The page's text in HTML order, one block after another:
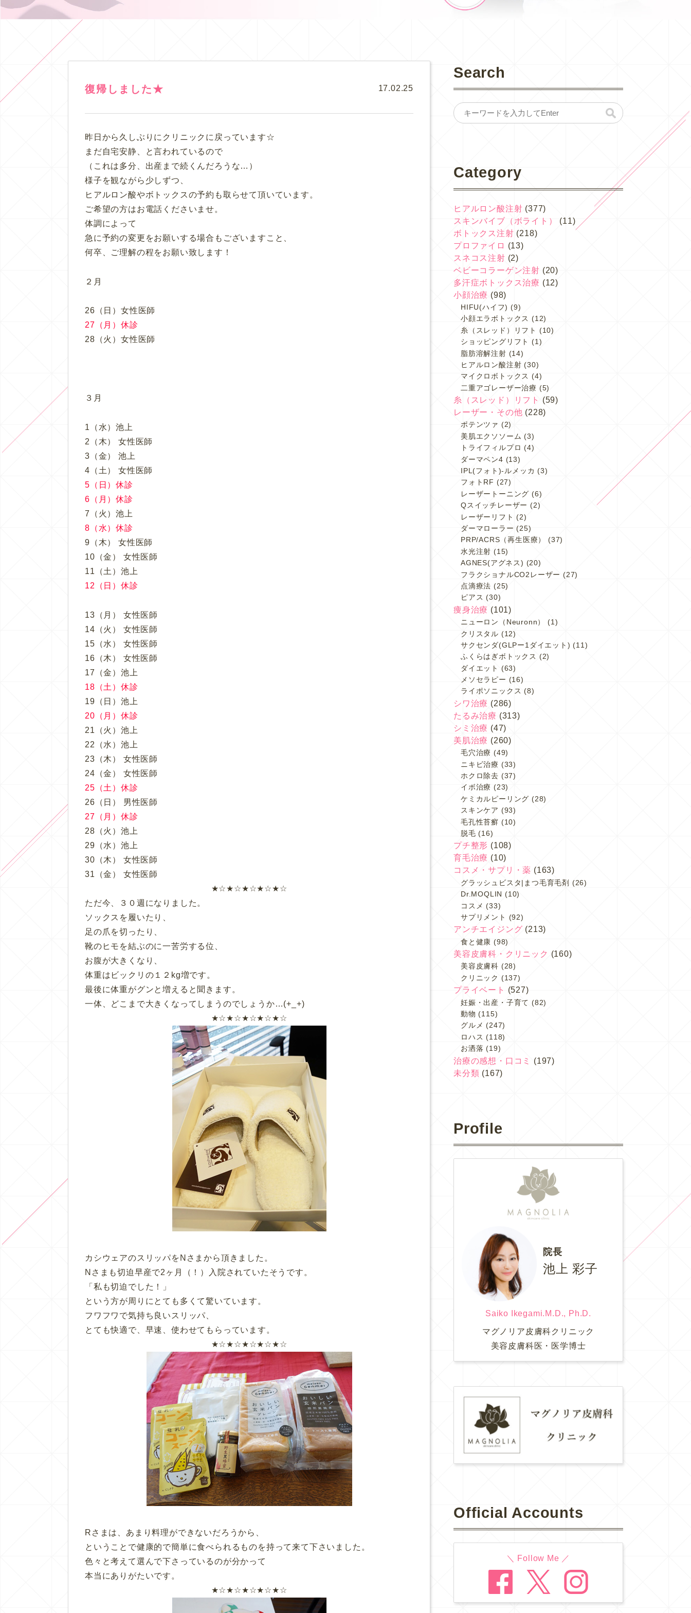
復帰しました★ 17.02.25
昨日から久しぶりにクリニックに戻っています☆
まだ自宅安静、と言われているので
（これは多分、出産まで続くんだろうな…）
様子を観ながら少しずつ、
ヒアルロン酸やボトックスの予約も取らせて頂いています。
ご希望の方はお電話くださいませ。
体調によって
急に予約の変更をお願いする場合もございますこと、
何卒、ご理解の程をお願い致します！
２月
26（日）女性医師
27（月）休診
28（火）女性医師
３月
1（水）池上
2（木） 女性医師
3（金） 池上
4（土） 女性医師
5（日）休診
6（月）休診
7（火）池上
8（水）休診
9（木） 女性医師
10（金） 女性医師
11（土）池上
12（日）休診
13（月） 女性医師
14（火） 女性医師
15（水） 女性医師
16（木） 女性医師
17（金）池上
18（土）休診
19（日）池上
20（月）休診
21（火）池上
22（水）池上
23（木） 女性医師
24（金） 女性医師
25（土）休診
26（日） 男性医師
27（月）休診
28（火）池上
29（水）池上
30（木） 女性医師
31（金） 女性医師
★☆★☆★☆★☆★☆
ただ今、３０週になりました。
ソックスを履いたり、
足の爪を切ったり、
靴のヒモを結ぶのに一苦労する位、
お腹が大きくなり、
体重はビックリの１２kg増です。
最後に体重がグンと増えると聞きます。
一体、どこまで大きくなってしまうのでしょうか…(+_+)
★☆★☆★☆★☆★☆
カシウェアのスリッパをNさまから頂きました。
Nさまも切迫早産で2ヶ月（！）入院されていたそうです。
「私も切迫でした！」
という方が周りにとても多くて驚いています。
フワフワで気持ち良いスリッパ、
とても快適で、早速、使わせてもらっています。
★☆★☆★☆★☆★☆
Rさまは、あまり料理ができないだろうから、
ということで健康的で簡単に食べられるものを持って来て下さいました。
色々と考えて選んで下さっているのが分かって
本当にありがたいです。
★☆★☆★☆★☆★☆
Search
Category
ヒアルロン酸注射 (377)
スキンバイブ（ボライト）
(11)
ボトックス注射 (218)
プロファイロ (13)
スネコス注射 (2)
ベビーコラーゲン注射 (20)
多汗症ボトックス治療 (12)
小顔治療 (98)
HIFU(ハイフ) (9)
小顔エラボトックス (12)
糸（スレッド）リフト
(10)
ショッピングリフト
(1)
脂肪溶解注射 (14)
ヒアルロン酸注射 (30)
マイクロボトックス (4)
二重アゴレーザー治療 (5)
糸（スレッド）リフト
(59)
レーザー・その他 (228)
ポテンツァ (2)
美肌エクソソーム (3)
トライフィルプロ (4)
ダーマペン4 (13)
IPL(フォト)-ルメッカ (3)
フォトRF (27)
レーザートーニング (6)
Qスイッチレーザー (2)
レーザーリフト (2)
ダーマローラー (25)
PRP/ACRS（再生医療）
(37)
水光注射 (15)
AGNES(アグネス) (20)
フラクショナルCO2レーザー (27)
点滴療法 (25)
ピアス (30)
痩身治療 (101)
ニューロン（Neuronn）
(1)
クリスタル (12)
サクセンダ(GLPー1ダイエット) (11)
ふくらはぎボトックス (2)
ダイエット (63)
メソセラピー (16)
ライポソニックス (8)
シワ治療 (286)
たるみ治療 (313)
シミ治療 (47)
美肌治療 (260)
毛穴治療 (49)
ニキビ治療 (33)
ホクロ除去 (37)
イボ治療 (23)
ケミカルピーリング (28)
スキンケア (93)
毛孔性苔癬 (10)
脱毛 (16)
プチ整形 (108)
育毛治療 (10)
コスメ・サプリ・薬 (163)
グラッシュビスタ|まつ毛育毛剤
(26)
Dr.MOQLIN (10)
コスメ (33)
サプリメント
(92)
アンチエイジング (213)
食と健康 (98)
美容皮膚科・クリニック (160)
美容皮膚科 (28)
クリニック (137)
プライベート (527)
妊娠・出産・子育て (82)
動物 (115)
グルメ (247)
ロハス (118)
お洒落 (19)
治療の感想・口コミ
(197)
未分類 (167)
Profile
院長
池上 彩子
Saiko Ikegami.M.D., Ph.D.
マグノリア皮膚科クリニック
美容皮膚科医・医学博士
Official Accounts
＼ Follow Me ／